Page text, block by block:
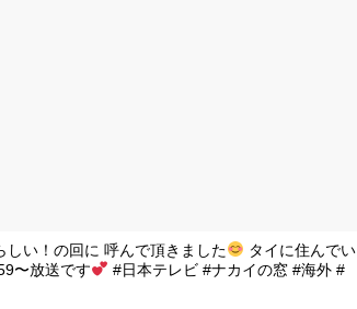
しい！の回に 呼んで頂きました
タイに住んでい
〜放送です
#日本テレビ #ナカイの窓 #海外 #